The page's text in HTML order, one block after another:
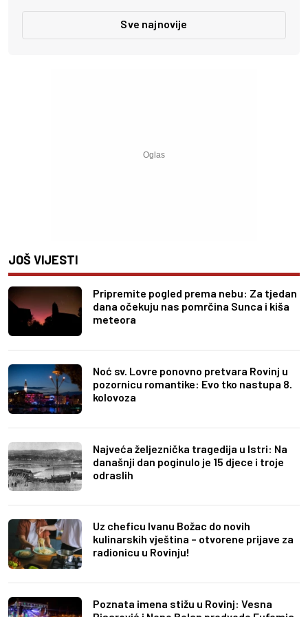
Sve najnovije
JOŠ VIJESTI
Pripremite pogled prema nebu: Za tjedan
dana očekuju nas pomrčina Sunca i kiša
meteora
Noć sv. Lovre ponovno pretvara Rovinj u
pozornicu romantike: Evo tko nastupa 8.
kolovoza
Najveća željeznička tragedija u Istri: Na
današnji dan poginulo je 15 djece i troje
odraslih
Uz cheficu Ivanu Božac do novih
kulinarskih vještina – otvorene prijave za
radionicu u Rovinju!
Poznata imena stižu u Rovinj: Vesna